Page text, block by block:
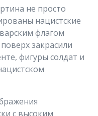
не просто
нацистские
флагом
закрасили
фигуры солдат и
с высоким